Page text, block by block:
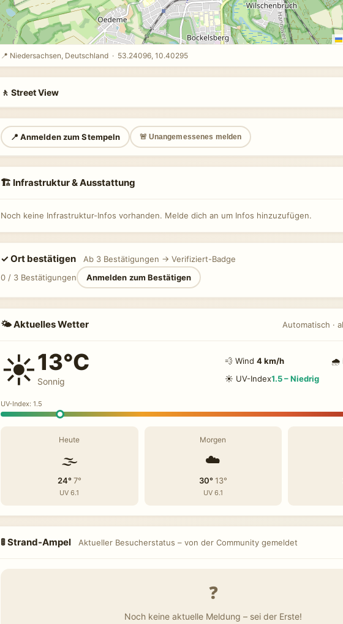
📍 Niedersachsen, Deutschland · 53.24096, 10.40295
🚶 Street View
📍 Anmelden zum Stempeln 🚨 Unangemessenes melden
🏗 Infrastruktur & Ausstattung
Noch keine Infrastruktur-Infos vorhanden. Melde dich an um Infos hinzuzufügen.
✓ Ort bestätigen
Ab 3 Bestätigungen → Verifiziert-Badge
0 / 3 Bestätigungen
Anmelden zum Bestätigen
🌤 Aktuelles Wetter Automatisch ·
☀️13°C
Sonnig
💨 Wind 4 km/h 🌧
☀️ UV-Index1.5 – Niedrig
UV-Index: 1.5
Heute
🌫️
24°7°
UV 6.1
Morgen
☁️
30°13°
UV 6.1
🚦 Strand-Ampel Aktueller Besucherstatus – von der Community gemeldet
❓
Noch keine aktuelle Meldung – sei der Erste!